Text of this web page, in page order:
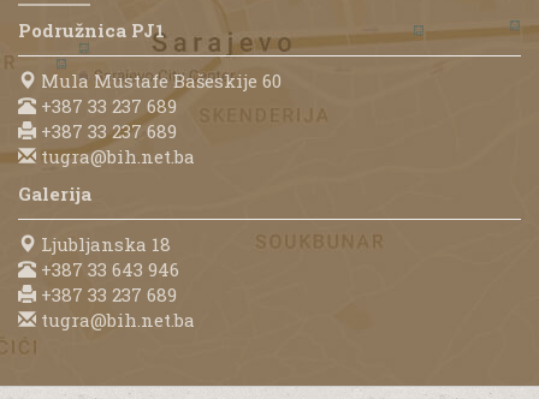
Podružnica PJ1
Mula Mustafe Bašeskije 60
+387 33 237 689
+387 33 237 689
tugra@bih.net.ba
Galerija
Ljubljanska 18
+387 33 643 946
+387 33 237 689
tugra@bih.net.ba